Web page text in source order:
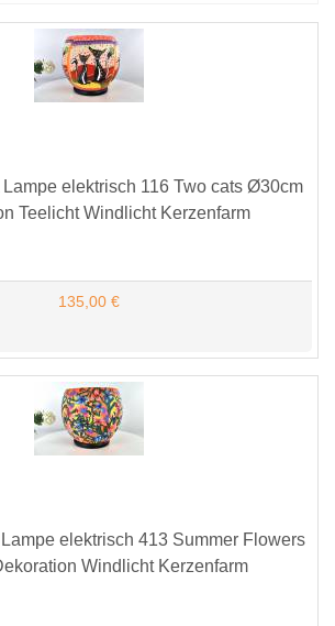
Lampe elektrisch 116 Two cats Ø30cm
Teelicht Windlicht Kerzenfarm
135,00 €
elektrisch 413 Summer Flowers
Windlicht Kerzenfarm